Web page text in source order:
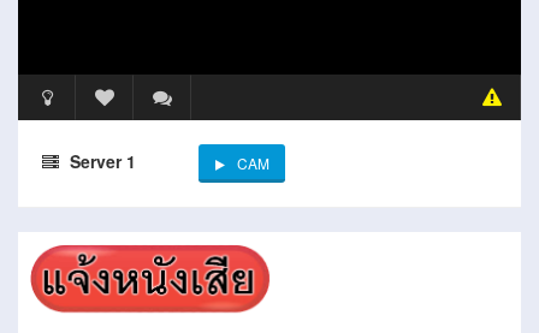
Server 1 CAM